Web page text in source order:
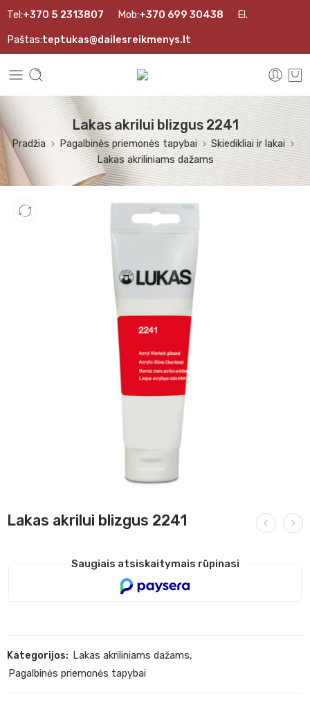
Tel:+370 5 2313807 Mob:+370 699 30438 El.
Paštas:teptukas@dailesreikmenys.lt
Lakas akrilui blizgus 2241
Pradžia Pagalbinės priemonės tapybai
Skiedikliai ir lakai
Lakas akriliniams dažams
Lakas akrilui blizgus 2241
Saugiais atsiskaitymais rūpinasi
Kategorijos: Lakas akriliniams dažams,
Pagalbinės priemonės tapybai